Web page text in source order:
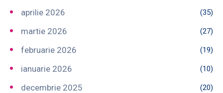
aprilie 2026 (35)
martie 2026 (27)
februarie 2026 (19)
ianuarie 2026 (10)
decembrie 2025 (20)